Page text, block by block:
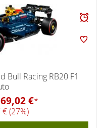
Bull Racing RB20 F1
€*
€ (27%)